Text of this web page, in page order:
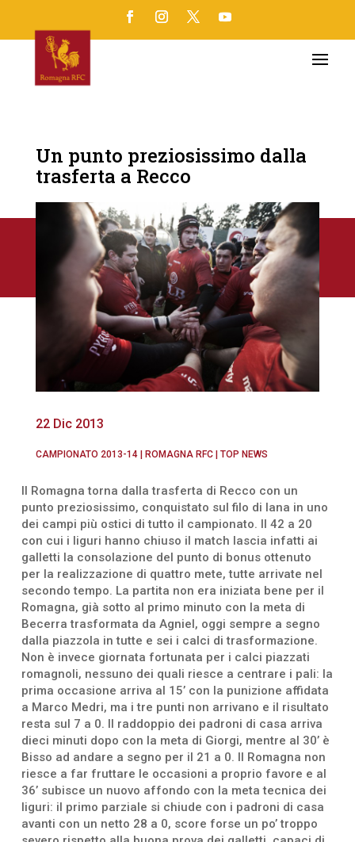
Un punto preziosissimo dalla
trasferta a Recco
22 Dic 2013
CAMPIONATO 2013-14| ROMAGNA RFC| TOP NEWS
Il Romagna torna dalla trasferta di Recco con un
punto preziosissimo, conquistato sul filo di lana in uno
dei campi più ostici di tutto il campionato. Il 42 a 20
con cui i liguri hanno chiuso il match lascia infatti ai
galletti la consolazione del punto di bonus ottenuto
per la realizzazione di quattro mete, tutte arrivate nel
secondo tempo. La partita non era iniziata bene per il
Romagna, già sotto al primo minuto con la meta di
Becerra trasformata da Agniel, oggi sempre a segno
dalla piazzola in tutte e sei i calci di trasformazione.
Non è invece giornata fortunata per i calci piazzati
romagnoli, nessuno dei quali riesce a centrare i pali: la
prima occasione arriva al 15’ con la punizione affidata
a Marco Medri, ma i tre punti non arrivano e il risultato
resta sul 7 a 0. Il raddoppio dei padroni di casa arriva
dieci minuti dopo con la meta di Giorgi, mentre al 30’ è
Bisso ad andare a segno per il 21 a 0. Il Romagna non
riesce a far fruttare le occasioni a proprio favore e al
36’ subisce un nuovo affondo con la meta tecnica dei
liguri: il primo parziale si chiude con i padroni di casa
avanti con un netto 28 a 0, score forse un po’ troppo